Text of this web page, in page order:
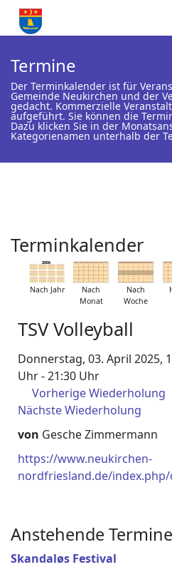
Termine
Der Terminkalender ist für
Gemeinde Neukirchen und der
gedacht. Kommerzielle
aufgeführt. Sie können die
Dazu klicken Sie in der
Kategorienamen unterhalb der
Terminkalender
Nach Jahr
Nach
Monat
Nach
Woche
TSV Volleyball
Donnerstag, 03. April 2025,
Uhr - 21:30 Uhr
Vorherige Wiederholung
Nächste Wiederholung
von Gesche Zimmermann
https://www.neukirchen-
nordfriesland.de/
Anstehende Termine
Skandaløs Festival